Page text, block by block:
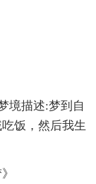
境描述:梦到自
饭，然后我生